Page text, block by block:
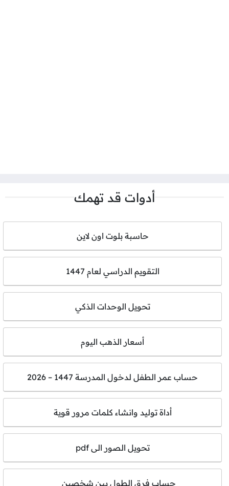
أدوات قد تهمك
حاسبة بلوت اون لاين
التقويم الدراسي لعام 1447
تحويل الوحدات الذكي
أسعار الذهب اليوم
حساب عمر الطفل لدخول المدرسة 1447 – 2026
أداة توليد وانشاء كلمات مرور قوية
تحويل الصور الى pdf
حساب فرق الطول بين شخصين